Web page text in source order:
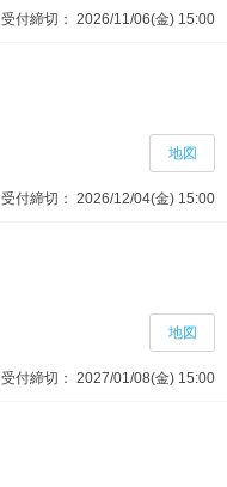
受付締切： 2026/11/06(金) 15:00
受付締切： 2026/12/04(金) 15:00
地図
受付締切： 2027/01/08(金) 15:00
地図